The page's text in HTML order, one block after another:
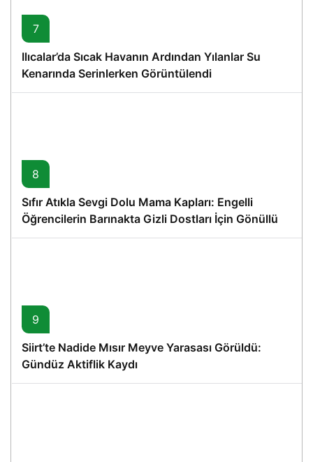
7
Ilıcalar’da Sıcak Havanın Ardından Yılanlar Su
Kenarında Serinlerken Görüntülendi
8
Sıfır Atıkla Sevgi Dolu Mama Kapları: Engelli
Öğrencilerin Barınakta Gizli Dostları İçin Gönüllü
Proje
9
Siirt’te Nadide Mısır Meyve Yarasası Görüldü:
Gündüz Aktiflik Kaydı